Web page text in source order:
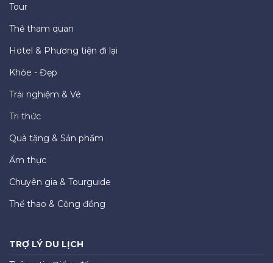
Tour
Thẻ tham quan
Hotel & Phương tiện đi lại
Khỏe - Đẹp
Trải nghiệm & Vé
Tri thức
Quà tặng & Sản phẩm
Ẩm thực
Chuyên gia & Tourguide
Thể thao & Cộng đồng
TRỢ LÝ DU LỊCH